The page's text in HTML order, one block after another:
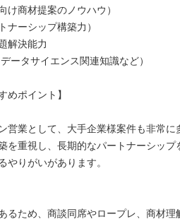
商材提案のノウハウ）
ーシップ構築力）
解決能力
ータサイエンス関連知識など）
めポイント】
営業として、大手企業様案件も非常に
を重視し、長期的なパートナーシップ
やりがいがあります。
るため、商談同席やロープレ、商材理